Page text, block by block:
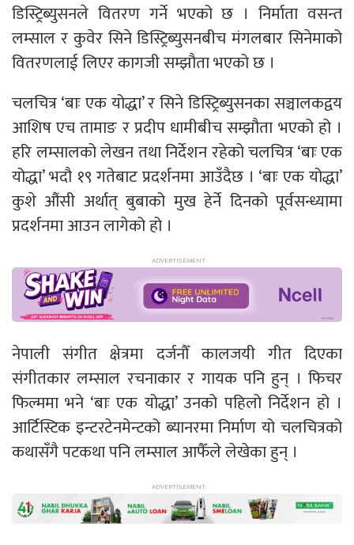
डिस्ट्रिब्युसनले वितरण गर्ने भएको छ । निर्माता वसन्त
लम्साल र कुवेर सिने डिस्ट्रिब्युसनबीच मंगलबार सिनेमाको
वितरणलाई लिएर कागजी सम्झौता भएको छ ।
चलचित्र ‘बाः एक योद्धा’ र सिने डिस्ट्रिब्युसनका सञ्चालकद्वय
आशिष एच तामाङ र प्रदीप धामीबीच सम्झौता भएको हो ।
हरि लम्सालको लेखन तथा निर्देशन रहेको चलचित्र ‘बाः एक
योद्धा’ भदौ १९ गतेबाट प्रदर्शनमा आउँदैछ । ‘बाः एक योद्धा’
कुशे औंसी अर्थात् बुबाको मुख हेर्ने दिनको पूर्वसन्ध्यामा
प्रदर्शनमा आउन लागेको हो ।
नेपाली संगीत क्षेत्रमा दर्जनौँ कालजयी गीत दिएका
संगीतकार लम्साल रचनाकार र गायक पनि हुन् । फिचर
फिल्ममा भने ‘बाः एक योद्धा’ उनको पहिलो निर्देशन हो ।
आर्टिस्टिक इन्टरटेनमेन्टको ब्यानरमा निर्माण यो चलचित्रको
कथासँगै पटकथा पनि लम्साल आफैँले लेखेका हुन् ।